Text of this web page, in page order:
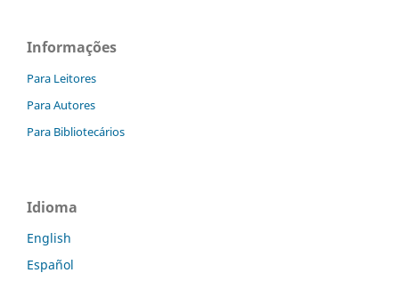
Informações
Para Leitores
Para Autores
Para Bibliotecários
Idioma
English
Español